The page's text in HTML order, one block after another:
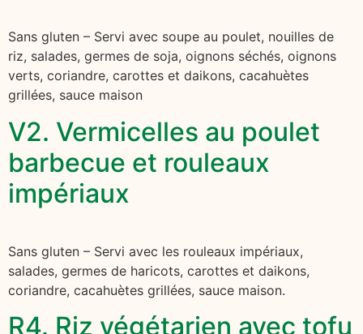
Sans gluten – Servi avec soupe au poulet, nouilles de
riz, salades, germes de soja, oignons séchés, oignons
verts, coriandre, carottes et daikons, cacahuètes
grillées, sauce maison
V2. Vermicelles au poulet
barbecue et rouleaux
impériaux
Sans gluten – Servi avec les rouleaux impériaux,
salades, germes de haricots, carottes et daikons,
coriandre, cacahuètes grillées, sauce maison.
R4. Riz végétarien avec tofu